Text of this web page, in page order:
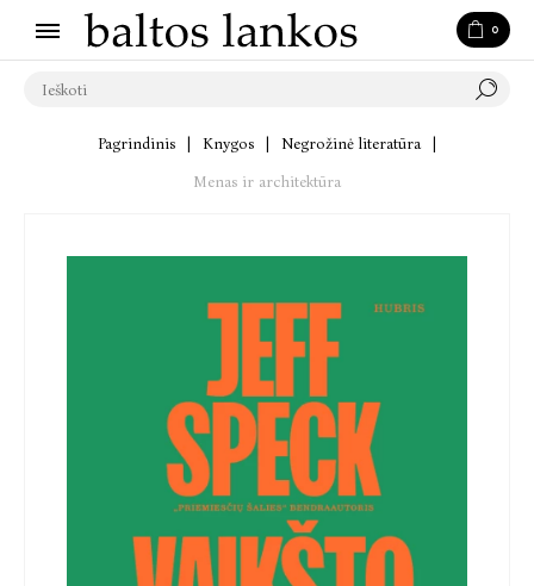
0
Pagrindinis Knygos Negrožinė literatūra
Menas ir architektūra